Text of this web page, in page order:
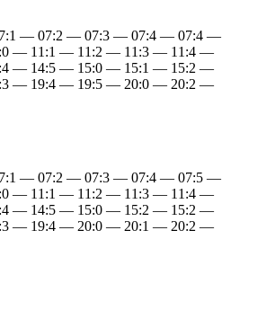
— 07:2 — 07:3 — 07:4 — 07:4 —
— 11:1 — 11:2 — 11:3 — 11:4 —
— 14:5 — 15:0 — 15:1 — 15:2 —
— 19:4 — 19:5 — 20:0 — 20:2 —
— 07:2 — 07:3 — 07:4 — 07:5 —
— 11:1 — 11:2 — 11:3 — 11:4 —
— 14:5 — 15:0 — 15:2 — 15:2 —
— 19:4 — 20:0 — 20:1 — 20:2 —